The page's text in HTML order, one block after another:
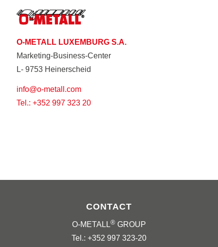
O-METALL LUXEMBURG S.A.
Marketing-Business-Center
L- 9753 Heinerscheid
info@o-metall.com
Tel.: +352 997 323 20
CONTACT
O-METALL®GROUP
Tel.: +352 997 323-20